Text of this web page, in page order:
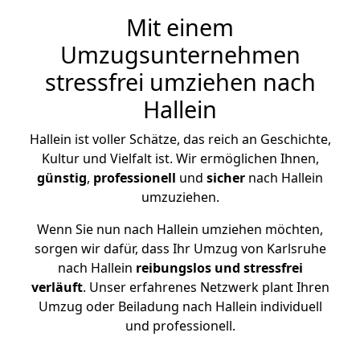
Mit einem
Umzugsunternehmen
stressfrei umziehen nach
Hallein
Hallein ist voller Schätze, das reich an Geschichte,
Kultur und Vielfalt ist. Wir ermöglichen Ihnen,
günstig, professionell und sicher nach Hallein
umzuziehen.
Wenn Sie nun nach Hallein umziehen möchten,
sorgen wir dafür, dass Ihr Umzug von Karlsruhe
nach Hallein reibungslos und stressfrei
verläuft. Unser erfahrenes Netzwerk plant Ihren
Umzug oder Beiladung nach Hallein individuell
und professionell.